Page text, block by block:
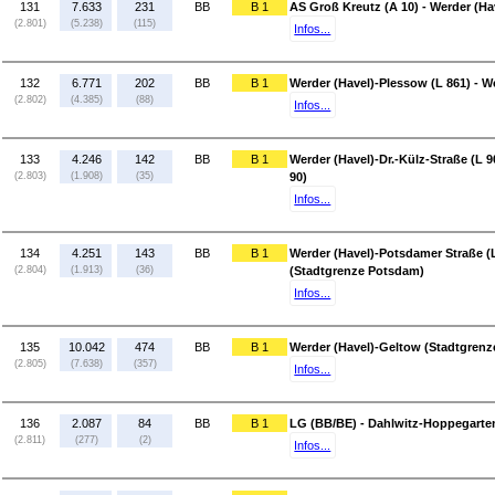
131
(2.801)
7.633
(5.238)
231
(115)
BB B 1
AS Groß Kreutz (A 10) - Werder
Infos...
132
(2.802)
6.771
(4.385)
202
(88)
BB B 1
Werder (Havel)-Plessow (L 861) -
Infos...
133
(2.803)
4.246
(1.908)
142
(35)
BB B 1
Werder (Havel)-Dr.-Külz-Straße (L
90)
Infos...
134
(2.804)
4.251
(1.913)
143
(36)
BB B 1
Werder (Havel)-Potsdamer Straße
(Stadtgrenze Potsdam)
Infos...
135
(2.805)
10.042
(7.638)
474
(357)
BB B 1
Werder (Havel)-Geltow
Infos...
136
(2.811)
2.087
(277)
84
(2)
BB B 1
LG (BB/BE) - Dahlwitz-
Infos...